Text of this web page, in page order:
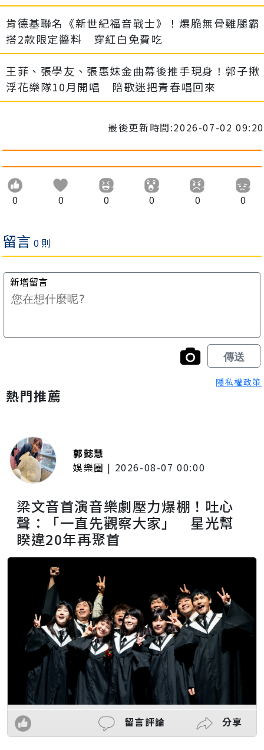
肯德基聯名《新世紀福音戰士》！爆脆無骨雞腿霸
搭2款限定醬料 穿紅白免費吃
王菲、張學友、張惠妹金曲幕後推手現身！郭子揪
浮花樂隊10月開唱 陪歌迷把青春唱回來
最後更新時間:2026-07-02 09:20
0 0 0 0 0 0
隱私權政策
熱門推薦
郭懿慧
娛樂圈 | 2026-08-07 00:00
梁文音首演音樂劇壓力爆棚！吐心
聲：「一直先觀察大家」 星光幫
睽違20年再聚首
留言評論 分享